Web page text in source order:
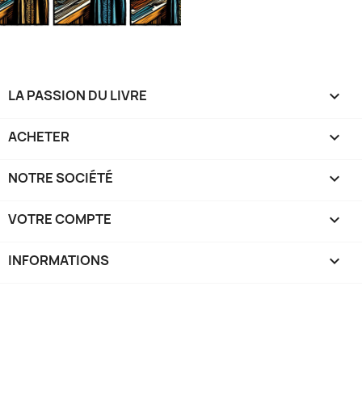
LA PASSION DU LIVRE 
ACHETER 
NOTRE SOCIÉTÉ 
VOTRE COMPTE 
INFORMATIONS keyboard_arrow_down